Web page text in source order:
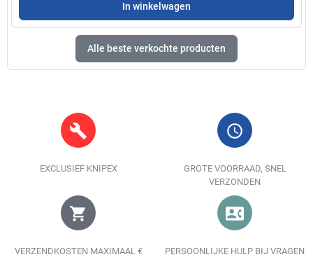
In winkelwagen
Alle beste verkochte producten
build
EXCLUSIEF KNIPEX
query_builder
GROTE VOORRAAD, SNEL
VERZONDEN
shopping_cart
VERZENDKOSTEN MAXIMAAL €
contact_phone
PERSOONLIJKE HULP BIJ VRAGEN